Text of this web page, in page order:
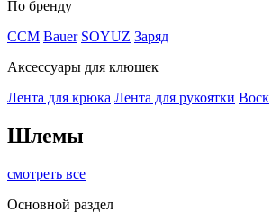
По бренду
CCM Bauer SOYUZ Заряд
Аксессуары для клюшек
Лента для крюка Лента для рукоятки Воск
Шлемы
смотреть все
Основной раздел